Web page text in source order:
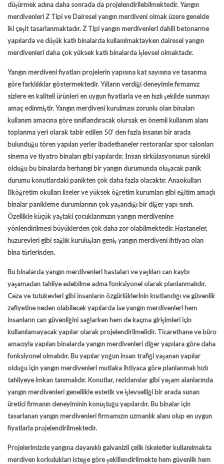
düşürmek adına daha sonrada da projelendirilebilmektedir. Yangın
merdivenleri Z Tipi ve Dairesel yangın merdiveni olmak üzere genelde
iki çeşit tasarlanmaktadır. Z Tipi yangın merdivenleri dahili betonarme
yapılarda ve düşük katlı binalarda kullanılmaktayken dairesel yangın
merdivenleri daha çok yüksek katlı binalarda işlevsel olmaktadır.
Yangın merdiveni fiyatlarıprojelerin yapısına kat sayısına ve tasarıma
göre farklılıklar göstermektedir. Yılların verdiği deneyimle firmamız
sizlere en kaliteli ürünleri en uygun fiyatlarla ve en hızlı şekilde sunmayı
amaç edinmiştir. Yangın merdiveni kurulması zorunlu olan binaları
kullanım amacına göre sınıflandıracak olursak en önemli kullanım alanı
toplanma yeri olarak tabir edilen 50’ den fazla insanın bir arada
bulunduğu tören yapılan yerler ibadethaneler restoranlar spor salonları
sinema ve tiyatro binaları gibi yapılardır. İnsan sirkülasyonunun sürekli
olduğu bu binalarda herhangi bir yangın durumunda oluşacak panik
durumu konutlardaki panikten çok daha fazla olacaktır. Anaokulları
İlköğretim okulları liseler ve yüksek öğretim kurumları gibi eğitim amaçlı
binalar panikleme durumlarının çok yaşandığı bir diğer yapı sınıfı.
Özellikle küçük yaştaki çocuklarımızın yangın merdivenine
yönlendirilmesi büyüklerden çok daha zor olabilmektedir. Hastaneler,
huzurevleri gibi sağlık kuruluşları geniş yangın merdiveni ihtiyacı olan
bina türlerinden.
Bu binalarda yangın merdivenleri hastaları ve yaşlıları can kaybı
yaşamadan tahliye edebilme adına fonksiyonel olarak planlanmalıdır.
Ceza ve tutukevleri gibi insanların özgürlüklerinin kısıtlandığı ve güvenlik
zafiyetine neden olabilecek yapılarda ise yangın merdivenleri hem
insanların can güvenliğini sağlarken hem de kaçma girişimleri için
kullanılamayacak yapılar olarak projelendirilmelidir. Ticarethane ve büro
amacıyla yapılan binalarda yangın merdivenleri diğer yapılara göre daha
fonksiyonel olmalıdır. Bu yapılar yoğun insan trafiği yaşanan yapılar
olduğu için yangın merdivenleri mutlaka ihtiyaca göre planlanmalı hızlı
tahliyeye imkan tanımalıdır. Konutlar, rezidanslar gibi yaşam alanlarında
yangın merdivenleri genellikle estetik ve işlevselliği bir arada sunan
üretici firmanın deneyiminin konuştuğu yapılardır. Bu binalar için
tasarlanan yangın merdivenleri firmamızın uzmanlık alanı olup en uygun
fiyatlarla projelendirilmektedir.
Projelerimizde yangına dayanıklı galvanizli çelik iskeletler kullanılmakta
merdiven korkulukları isteğe göre şekillendirilmekte hem güvenlik hem